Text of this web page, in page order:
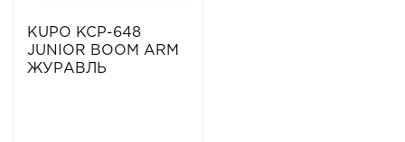
KUPO KCP-648
JUNIOR BOOM ARM
ЖУРАВЛЬ